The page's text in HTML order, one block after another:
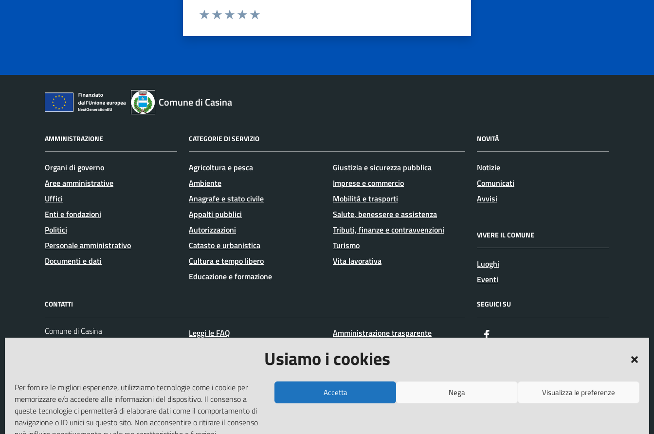
Usiamo i cookies
Per fornire le migliori esperienze, utilizziamo tecnologie come i cookie per
memorizzare e/o accedere alle informazioni del dispositivo. Il consenso a
queste tecnologie ci permetterà di elaborare dati come il comportamento di
navigazione o ID unici su questo sito. Non acconsentire o ritirare il consenso
Accetta Nega Visualizza le preferenze
Comune di Casina
AMMINISTRAZIONE
Organi di governo
Aree amministrative
Uffici
Enti e fondazioni
Politici
Personale amministrativo
Documenti e dati
CATEGORIE DI SERVIZIO
Agricoltura e pesca
Ambiente
Anagrafe e stato civile
Appalti pubblici
Autorizzazioni
Catasto e urbanistica
Cultura e tempo libero
Educazione e formazione
Giustizia e sicurezza pubblica
Imprese e commercio
Mobilità e trasporti
Salute, benessere e assistenza
Tributi, finanze e contravvenzioni
Turismo
Vita lavorativa
NOVITÀ
Notizie
Comunicati
Avvisi
VIVERE IL COMUNE
Luoghi
Eventi
CONTATTI
Comune di Casina
Ufficio Protocollo
PEC:casina@cert.provincia.re.it
Centralino unico: 0522 604711
Leggi le FAQ
Segnalazione disservizio
Amministrazione trasparente
Note legali
Dichiarazione di accessibilità
Piano di miglioramento del sito
SEGUICI SU